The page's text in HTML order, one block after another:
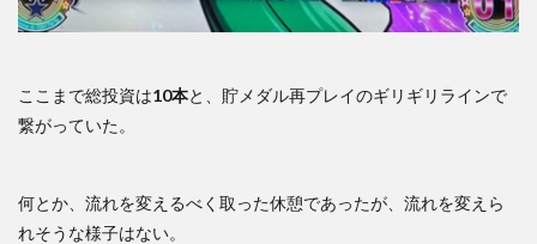
ここまで総投資は10本と、貯メダル再プレイのギリギリラインで
繋がっていた。
何とか、流れを変えるべく取った休憩であったが、流れを変えら
れそうな様子はない。